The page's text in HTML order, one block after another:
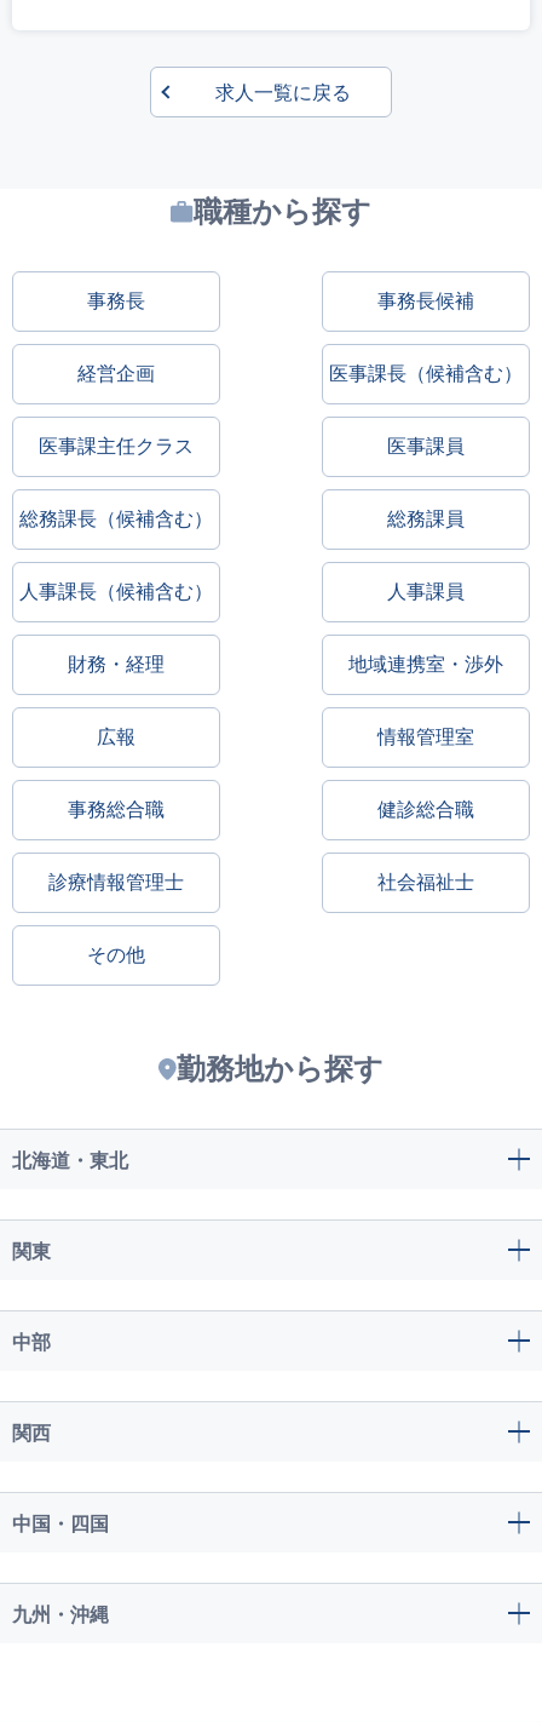
求人一覧に戻る
職種から探す
事務長 事務長候補
経営企画 医事課長（候補含む）
医事課主任クラス 医事課員
総務課長（候補含む） 総務課員
人事課長（候補含む） 人事課員
財務・経理 地域連携室・渉外
広報 情報管理室
事務総合職 健診総合職
診療情報管理士 社会福祉士
その他
勤務地から探す
北海道・東北
関東
中部
関西
中国・四国
九州・沖縄